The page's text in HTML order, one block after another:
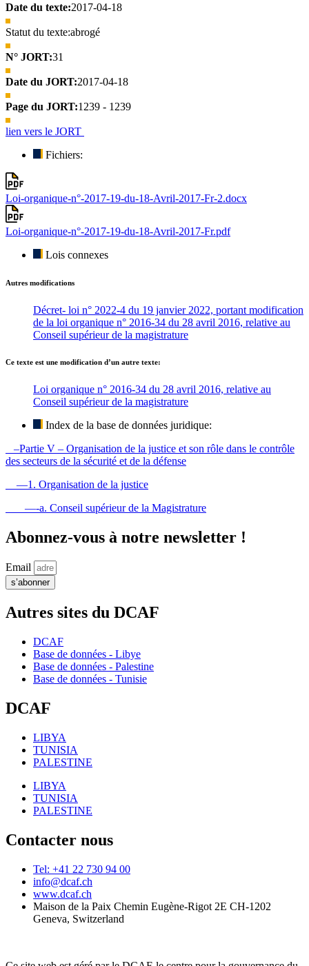
Date du texte:2017-04-18
Statut du texte:abrogé
N° JORT:31
Date du JORT:2017-04-18
Page du JORT:1239 - 1239
lien vers le JORT
Fichiers:
Loi-organique-n°-2017-19-du-18-Avril-2017-Fr-2.docx
Loi-organique-n°-2017-19-du-18-Avril-2017-Fr.pdf
Lois connexes
Autres modifications
Décret- loi n° 2022-4 du 19 janvier 2022, portant modification
de la loi organique n° 2016-34 du 28 avril 2016, relative au
Conseil supérieur de la magistrature
Ce texte est une modification d’un autre texte:
Loi organique n° 2016-34 du 28 avril 2016, relative au
Conseil supérieur de la magistrature
Index de la base de données juridique:
–Partie V – Organisation de la justice et son rôle dans le contrôle
des secteurs de la sécurité et de la défense
—1. Organisation de la justice
—-a. Conseil supérieur de la Magistrature
Abonnez-vous à notre newsletter !
Email
s’abonner
Autres sites du DCAF
DCAF
Base de données - Libye
Base de données - Palestine
Base de données - Tunisie
DCAF
LIBYA
TUNISIA
PALESTINE
LIBYA
TUNISIA
PALESTINE
Contacter nous
Tel: +41 22 730 94 00
info@dcaf.ch
www.dcaf.ch
Maison de la Paix Chemin Eugène-Rigot 2E CH-1202
Geneva, Switzerland